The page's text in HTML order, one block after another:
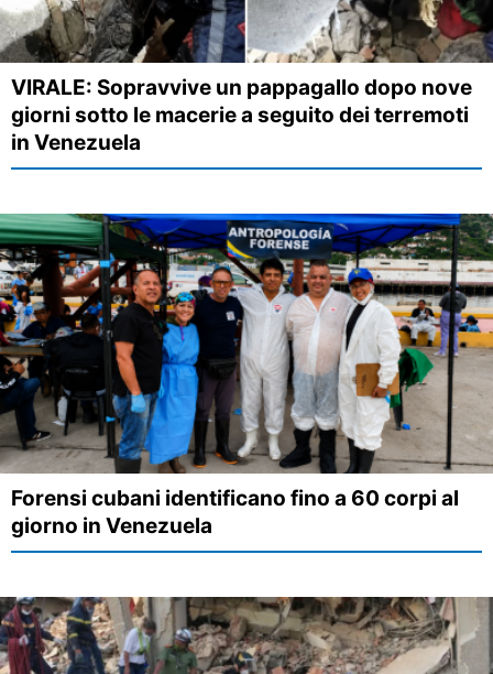
VIRALE: Sopravvive un pappagallo dopo nove
giorni sotto le macerie a seguito dei terremoti
in Venezuela
Forensi cubani identificano fino a 60 corpi al
giorno in Venezuela